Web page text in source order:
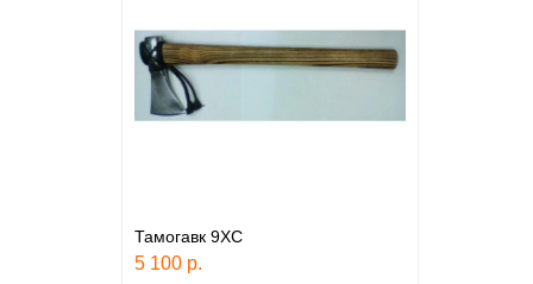
Тамогавк 9ХС
5 100 р.